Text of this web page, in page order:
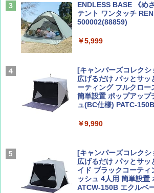
AIRLINE（エアライン
集】ボーイング110周年
￥1,760
ァキア 2026～2027 地
￥2,277
A09 地球の歩き方 イ
球の歩き方A ヨーロッ
￥2,479
ENDLESS BASE 《め
テント ワンタッチ
500002(88859)
￥5,999
[キャンパーズコレク
広げるだけ パッとサッ
ーティング フルクロー
簡単設置 ポップアップ
ュ(BC仕様) PATC-
￥9,990
[キャンパーズコレク
広げるだけ パッとサッ
イド ブラックコーティ
ッシュ 4人用 簡単設置
ATCW-150B エクルベ